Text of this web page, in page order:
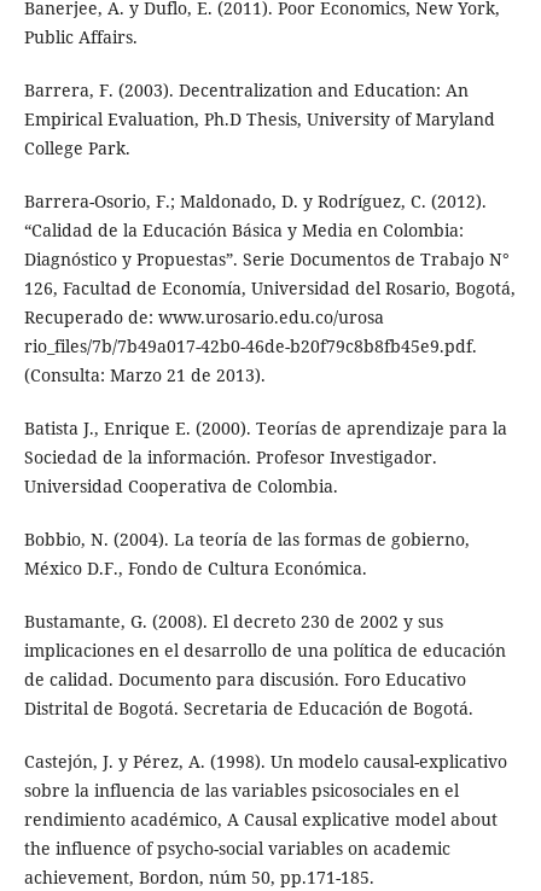
Banerjee, A. y Duflo, E. (2011). Poor Economics, New York,
Public Affairs.
Barrera, F. (2003). Decentralization and Education: An
Empirical Evaluation, Ph.D Thesis, University of Maryland
College Park.
Barrera-Osorio, F.; Maldonado, D. y Rodríguez, C. (2012).
“Calidad de la Educación Básica y Media en Colombia:
Diagnóstico y Propuestas”. Serie Documentos de Trabajo N°
126, Facultad de Economía, Universidad del Rosario, Bogotá,
Recuperado de: www.urosario.edu.co/urosa
rio_files/7b/7b49a017-42b0-46de-b20f79c8b8fb45e9.pdf.
(Consulta: Marzo 21 de 2013).
Batista J., Enrique E. (2000). Teorías de aprendizaje para la
Sociedad de la información. Profesor Investigador.
Universidad Cooperativa de Colombia.
Bobbio, N. (2004). La teoría de las formas de gobierno,
México D.F., Fondo de Cultura Económica.
Bustamante, G. (2008). El decreto 230 de 2002 y sus
implicaciones en el desarrollo de una política de educación
de calidad. Documento para discusión. Foro Educativo
Distrital de Bogotá. Secretaria de Educación de Bogotá.
Castejón, J. y Pérez, A. (1998). Un modelo causal-explicativo
sobre la influencia de las variables psicosociales en el
rendimiento académico, A Causal explicative model about
the influence of psycho-social variables on academic
achievement, Bordon, núm 50, pp.171-185.